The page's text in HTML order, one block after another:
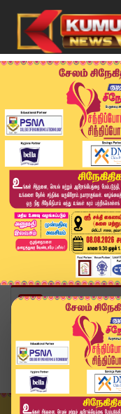
Home
வீடியோ
கோவை சிறுமி